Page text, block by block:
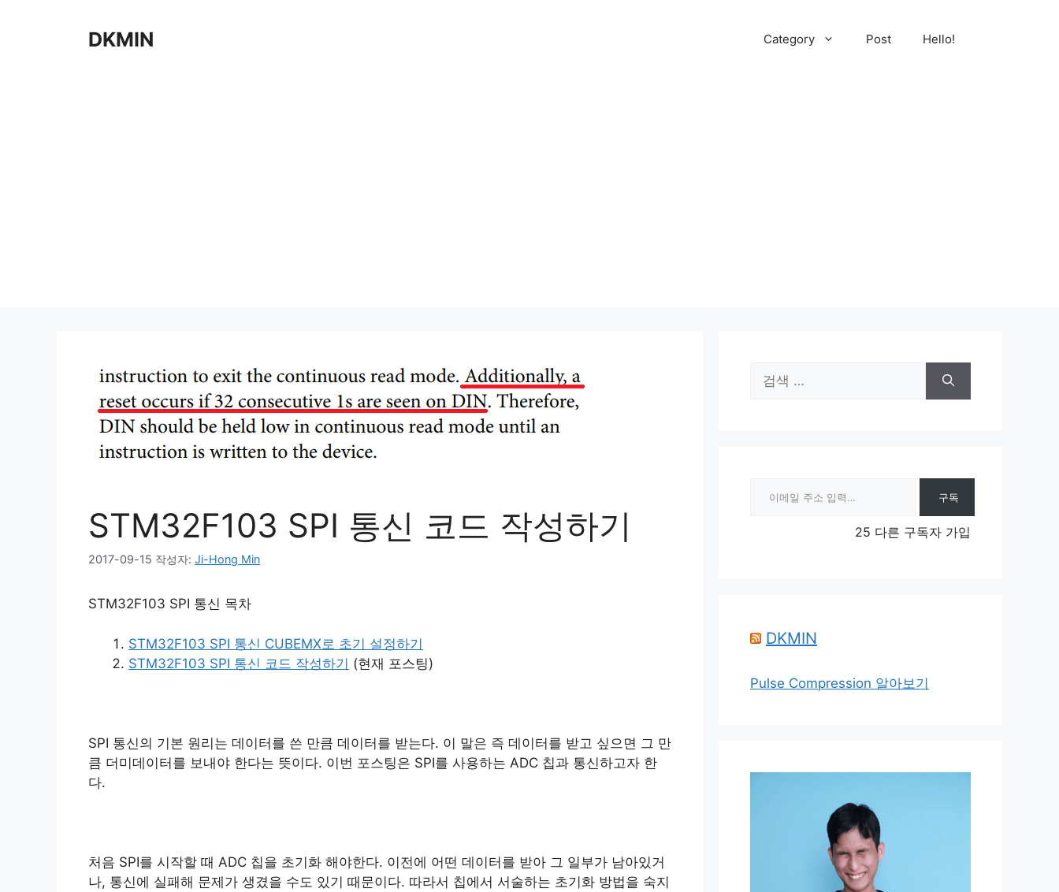
DKMIN Category Post Hello!
STM32F103 SPI 통신 코드 작성하기
2017-09-15 작성자: Ji-Hong Min
STM32F103 SPI 통신 목차
STM32F103 SPI 통신 CUBEMX로 초기 설정하기
STM32F103 SPI 통신 코드 작성하기 (현재 포스팅)
SPI 통신의 기본 원리는 데이터를 쓴 만큼 데이터를 받는다. 이 말은 즉 데이터를 받고 싶으면 그 만
큼 더미데이터를 보내야 한다는 뜻이다. 이번 포스팅은 SPI를 사용하는 ADC 칩과 통신하고자 한
다.
처음 SPI를 시작할 때 ADC 칩을 초기화 해야한다. 이전에 어떤 데이터를 받아 그 일부가 남아있거
나, 통신에 실패해 문제가 생겼을 수도 있기 때문이다. 따라서 칩에서 서술하는 초기화 방법을 숙지
색:
구독
25 다른 구독자 가입
DKMIN
Pulse Compression 알아보기